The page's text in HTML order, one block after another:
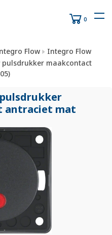
0
Flow
Integro Flow
pulsdrukker maakcontact
antraciet mat